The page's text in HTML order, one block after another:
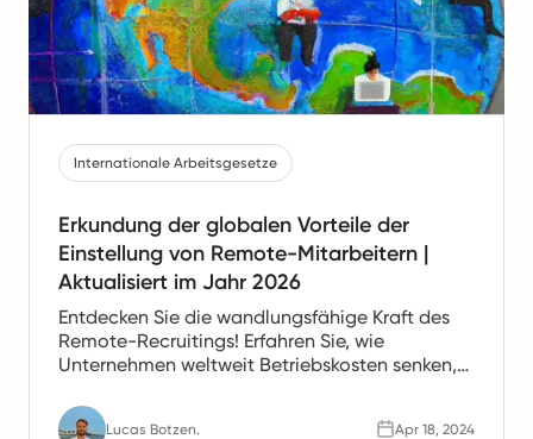
Internationale Arbeitsgesetze
Erkundung der globalen Vorteile der
Einstellung von Remote-Mitarbeitern |
Aktualisiert im Jahr 2026
Entdecken Sie die wandlungsfähige Kraft des
Remote-Recruitings! Erfahren Sie, wie
Unternehmen weltweit Betriebskosten senken,
produktivere, zufriedener Workforce fördern.
Lucas Botzen. Apr 18, 2024